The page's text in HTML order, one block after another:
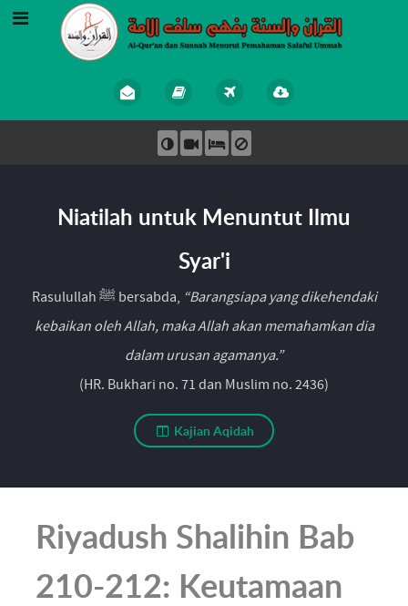
Niatilah untuk Menuntut Ilmu
Syar'i
Rasulullah ﷺ bersabda, “Barangsiapa yang dikehendaki
kebaikan oleh Allah, maka Allah akan memahamkan dia
dalam urusan agamanya.”
(HR. Bukhari no. 71 dan Muslim no. 2436)
Kajian Aqidah
Riyadush Shalihin Bab
210-212: Keutamaan